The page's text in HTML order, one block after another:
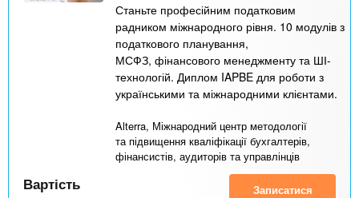
Станьте професійним податковим
радником міжнародного рівня. 10 модулів з
податкового планування,
МСФЗ, фінансового менеджменту та ШІ-
технологій. Диплом IAPBE для роботи з
українськими та міжнародними клієнтами.
Alterra, Міжнародний центр методології
та підвищення кваліфікації бухгалтерів,
фінансистів, аудиторів та управлінців
Вартість Записатися